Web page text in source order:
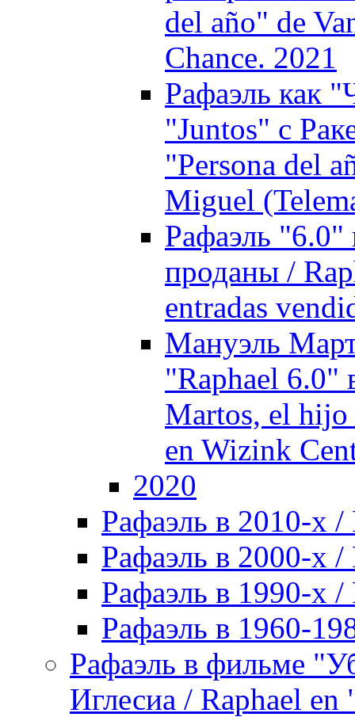
del año" de
Chance. 2021
Рафаэль как
"Juntos" с
"Persona del
Miguel
Рафаэль "6.0"
проданы /
entradas
Мануэль
"Raphael 6.0"
Martos, el hijo
en Wizink
2020
Рафаэль в 2010-х /
Рафаэль в 2000-х /
Рафаэль в 1990-х /
Рафаэль в 1960-
Рафаэль в фильме
Иглесиа / Raphael